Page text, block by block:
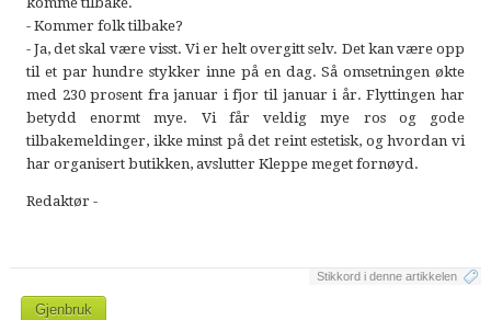
- Kommer folk tilbake?
- Ja, det skal være visst. Vi er helt overgitt selv. Det kan være opp
til et par hundre stykker inne på en dag. Så omsetningen økte
med 230 prosent fra januar i fjor til januar i år. Flyttingen har
betydd enormt mye. Vi får veldig mye ros og gode
tilbakemeldinger, ikke minst på det reint estetisk, og hvordan vi
har organisert butikken, avslutter Kleppe meget fornøyd.
Redaktør -
Stikkord i denne artikkelen
Gjenbruk